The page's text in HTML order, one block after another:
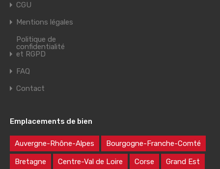
CGU
Mentions légales
Politique de
confidentialité
et RGPD
FAQ
Contact
Emplacements de bien
Auvergne-Rhône-Alpes Bourgogne-Franche-Comté
Bretagne Centre-Val de Loire Corse Grand Est